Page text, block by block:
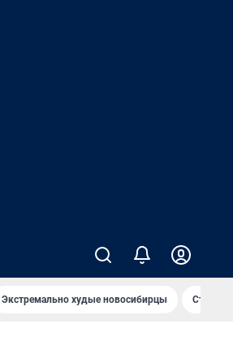
Экстремально худые новосибирцы Старт